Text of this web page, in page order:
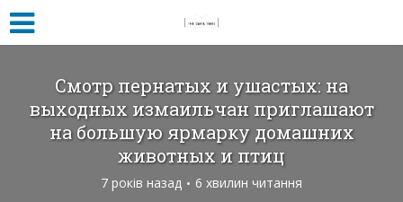
Смотр пернатых и ушастых: на
выходных измаильчан приглашают
на большую ярмарку домашних
животных и птиц
7 років назад 6 хвилин читання